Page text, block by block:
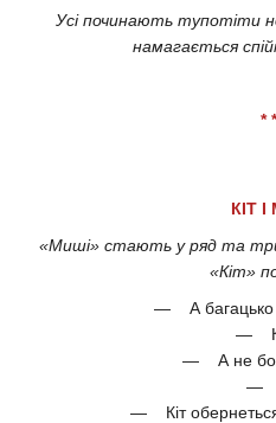
Усі починають тупотіти
намагається
*
КІТ
«Миші» стають у ряд та
«Кіт»
— А багацько
—
— А не
—
— Кіт